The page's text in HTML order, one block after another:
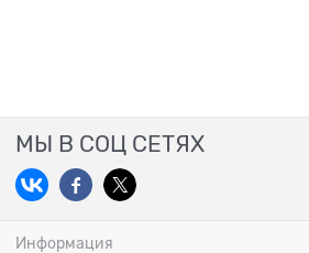
МЫ В СОЦ СЕТЯХ
Информация